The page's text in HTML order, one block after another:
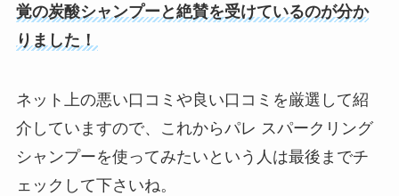
覚の炭酸シャンプーと絶賛を受けているのが分か
りました！
ネット上の悪い口コミや良い口コミを厳選して紹
介していますので、これからパレ スパークリング
シャンプーを使ってみたいという人は最後までチ
ェックして下さいね。